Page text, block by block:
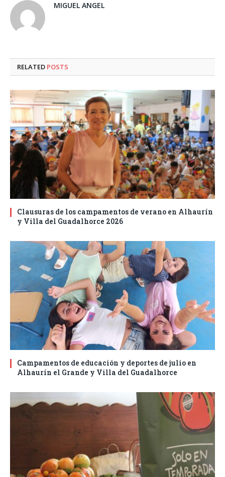
MIGUEL ANGEL
RELATED POSTS
Clausuras de los campamentos de verano en Alhaurín
y Villa del Guadalhorce 2026
Campamentos de educación y deportes de julio en
Alhaurín el Grande y Villa del Guadalhorce